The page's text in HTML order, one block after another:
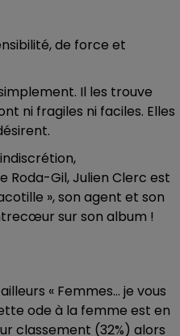
de force et
Il les trouve
ni fragiles ni faciles. Elles
Roda-Gil, Julien Clerc est
», son agent et son
sur son album !
« Femmes… je vous
ode à la femme est en
classement (32%) alors